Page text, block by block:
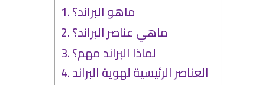
ماهو البراند؟
ماهي عناصر البراند؟
لماذا البراند مهم؟
العناصر الرئيسية لهوية البراند